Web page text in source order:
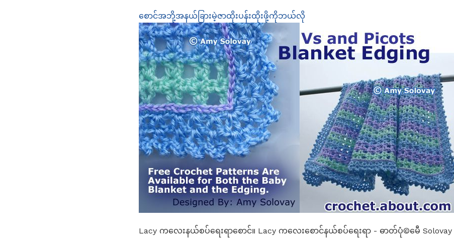
စောင်အဘို့အနယ်ခြားမဲ့ဇာထိုးပန်းထိုးဖို့ကိုဘယ်လို
Lacy ကလေးနယ်စပ်ရေးရာစောင်။ Lacy ကလေးစောင်နယ်စပ်ရေးရာ - ဓာတ်ပုံ©မေီ Solovay